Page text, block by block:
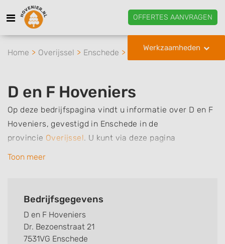
OFFERTES AANVRAGEN
Werkzaamheden
Home Overijssel Enschede D en F Hoveniers
D en F Hoveniers
Op deze bedrijfspagina vindt u informatie over D en F
Hoveniers, gevestigd in Enschede in de
provincie Overijssel. U kunt via deze pagina
eenvoudig contact met het bedrijf opnemen door te
kunt u snel zien welke zaken D en F Hoveniers voor u
review achterlaten als u al ervaring heeft met dit
bedrijf.
Toon meer
Bedrijfsgegevens
D en F Hoveniers
Dr. Bezoenstraat 21
7531VG Enschede